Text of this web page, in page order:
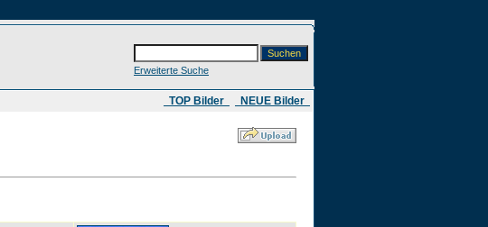
Erweiterte Suche
​ TOP Bilder NEUE Bilder